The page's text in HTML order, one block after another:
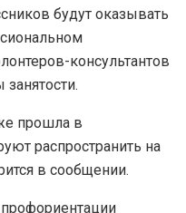
будут оказывать
консультантов
прошла в
распространить на
в сообщении.